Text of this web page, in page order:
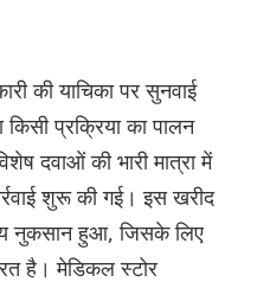
की याचिका पर सुनवाई
प्रक्रिया का पालन
दवाओं की भारी मात्रा में
शुरू की गई। इस खरीद
नुकसान हुआ, जिसके लिए
है। मेडिकल स्टोर